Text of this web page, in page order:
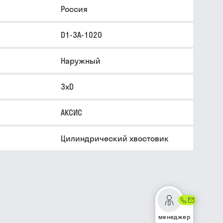
Россия
D1-3A-1020
Наружный
3xD
АКСИС
Цилиндрический хвостовик
менеджер